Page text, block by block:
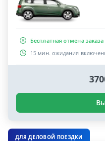
Бесплатная отмена заказа
15 мин. ожидания
ДЛЯ ДЕЛОВОЙ ПОЕЗДКИ